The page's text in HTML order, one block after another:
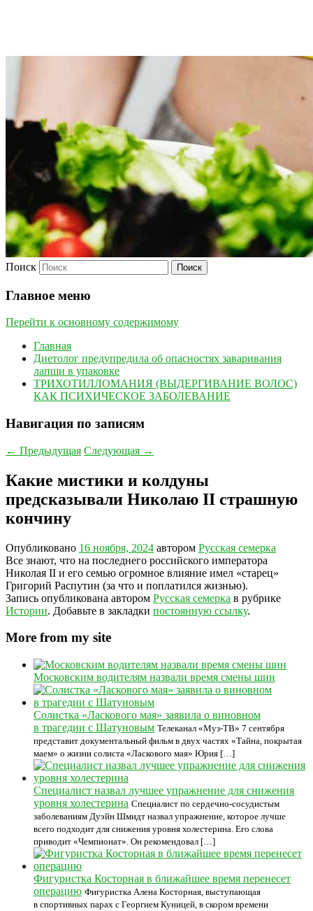
Поиск
Главное меню
Перейти к основному содержимому
Главная
Диетолог предупредила об опасностях заваривания
лапши в упаковке
ТРИХОТИЛЛОМАНИЯ (ВЫДЕРГИВАНИЕ ВОЛОС)
КАК ПСИХИЧЕСКОЕ ЗАБОЛЕВАНИЕ
Навигация по записям
← Предыдущая Следующая →
Какие мистики и колдуны
предсказывали Николаю II страшную
кончину
Опубликовано 16 ноября, 2024 автором Русская семерка
Все знают, что на последнего российского императора
Николая II и его семью огромное влияние имел «старец»
Григорий Распутин (за что и поплатился жизнью).
Запись опубликована автором Русская семерка в рубрике
Истории. Добавьте в закладки постоянную ссылку.
More from my site
Московским водителям назвали время смены шин
Солистка «Ласкового мая» заявила о виновном
в трагедии с Шатуновым Телеканал «Муз-ТВ» 7 сентября
представит документальный фильм в двух частях «Тайна, покрытая
маем» о жизни солиста «Ласкового мая» Юрия […]
Специалист назвал лучшее упражнение для снижения
уровня холестерина Специалист по сердечно-сосудистым
заболеваниям Дуэйн Шмидт назвал упражнение, которое лучше
всего подходит для снижения уровня холестерина. Его слова
приводит «Чемпионат». Он рекомендовал […]
Фигуристка Косторная в ближайшее время перенесет
операцию Фигуристка Алена Косторная, выступающая
в спортивных парах с Георгием Куницей, в скором времени